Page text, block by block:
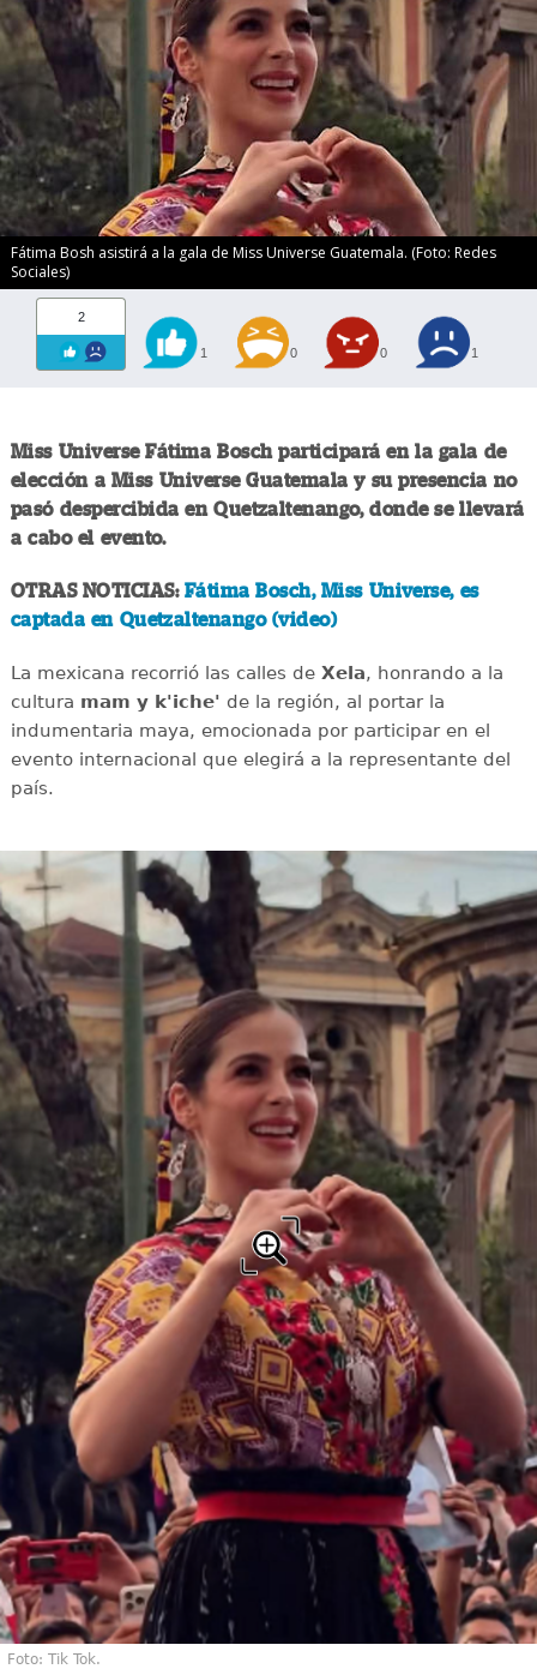
Fátima Bosh asistirá a la gala de Miss Universe Guatemala. (Foto: Redes
Sociales)
2
1 0 0 1
Miss Universe Fátima Bosch participará en la gala de
elección a Miss Universe Guatemala y su presencia no
pasó despercibida en Quetzaltenango, donde se llevará
a cabo el evento.
OTRAS NOTICIAS: Fátima Bosch, Miss Universe, es
captada en Quetzaltenango (video)
La mexicana recorrió las calles deXela, honrando a la
cultura mam y k'iche' de la región, al portar la
indumentaria maya, emocionada por participar en el
evento internacional que elegirá a la representante del
país.
Foto: Tik Tok.